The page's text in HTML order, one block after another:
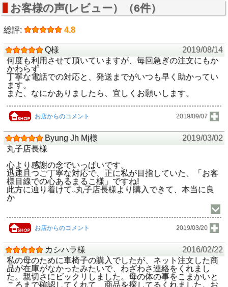
お客様の声(レビュー）（6件）
総評: 4.8
Q様
2019/08/14
何度も利用させて頂いていますが、毎回急ぎの注文にもか
かわらず
丁寧な電話での対応と、発送までがいつも早く助かってい
ます。
また、なにかありましたら、宜しくお願いします。
お店からのコメント 2019/09/07
Byung Jh Mj様
2019/03/02
丸子店長様
心より感謝の念でいっぱいです。
迅速且つご丁寧な対応で、正に私が目指していた、「お客
様目線での心あるまるこ様」ですね!
此方に辿り着けて..丸子店長様より購入できて、本当に良
か
お店からのコメント 2019/03/20
カシハラ様
2016/02/22
私の母のために車椅子の購入でしたが、ネット注文した商
品が在庫がなかったみたいで、わざわさ連絡をくれまし
た。親切さにビックリしました。母の体の事をこまかいと
ころまで確認してくれて、商品を探してるくれました。お